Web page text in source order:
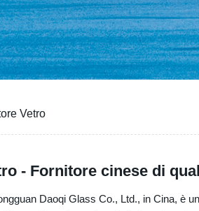
Vetro
- Fornitore cinese di
Daoqi Glass Co., Ltd., in Cina, è